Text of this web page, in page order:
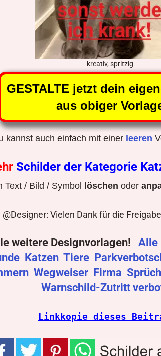
kreativ, spritzig
GESTALTE jetzt dein
aus obiger
kannst auch einfach mit einer leeren
Schilder der Kategorie
Text / Bild / Symbol löschen oder
@Designer: Vielen Dank für die
weitere Designvorlagen! Alle
Katzen Tiere
Wegweiser Firma
Warnschild-Zutritt
Linkkopie dieses